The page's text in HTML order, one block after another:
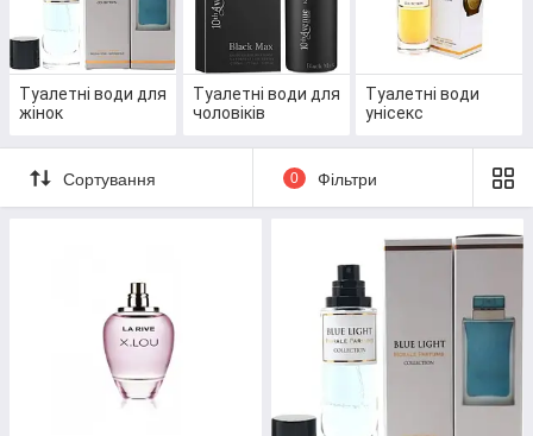
волосся, шампуні, дезодоранти та
парфуми
також великий вибір косметики.
Перейти до вибору
ПАРФУМОВАНА ВОДА: ВАРІАНТИ, ЯКІ
ВИБИРАЮТЬ НАЙЧАСТІШЕ
Туалетні води для
жінок
Туалетні води для
чоловіків
Туалетні води
унісекс
Сортування 0 Фільтри